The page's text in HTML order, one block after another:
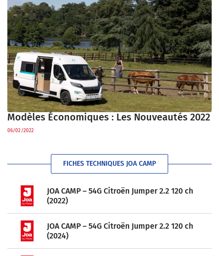
Modèles Économiques : Les Nouveautés 2022
06/02/2022
FICHES TECHNIQUES JOA CAMP
JOA CAMP – 54G Citroën Jumper 2.2 120 ch
(2022)
JOA CAMP – 54G Citroën Jumper 2.2 120 ch
(2024)